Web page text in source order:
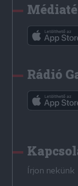
Rádió
Írjon nekünk